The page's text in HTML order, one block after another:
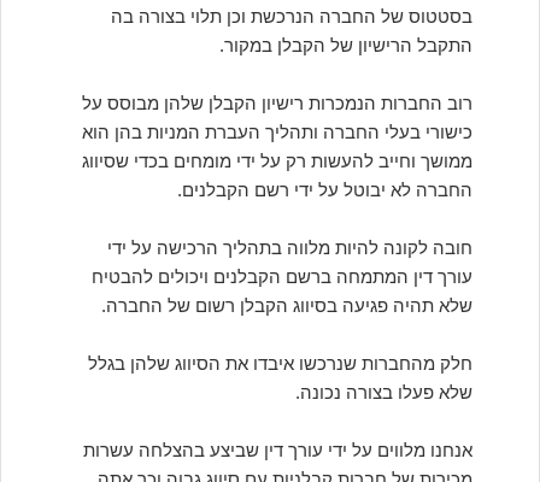
בסטטוס של החברה הנרכשת וכן תלוי בצורה בה
התקבל הרישיון של הקבלן במקור.
רוב החברות הנמכרות רישיון הקבלן שלהן מבוסס על
כישורי בעלי החברה ותהליך העברת המניות בהן הוא
ממושך וחייב להעשות רק על ידי מומחים בכדי שסיווג
החברה לא יבוטל על ידי רשם הקבלנים.
חובה לקונה להיות מלווה בתהליך הרכישה על ידי
עורך דין המתמחה ברשם הקבלנים ויכולים להבטיח
שלא תהיה פגיעה בסיווג הקבלן רשום של החברה.
חלק מהחברות שנרכשו איבדו את הסיווג שלהן בגלל
שלא פעלו בצורה נכונה.
אנחנו מלווים על ידי עורך דין שביצע בהצלחה עשרות